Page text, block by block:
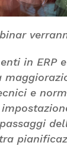
in ERP
e